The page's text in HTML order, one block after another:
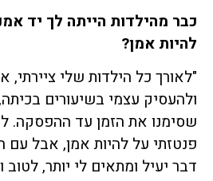
כבר מהילדות הייתה לך יד
להיות אמן?
"לאורך כל הילדות שלי
ולהעסיק עצמי בשיעורים
שסימנו את הזמן עד ההפסקה.
פנטזתי על להיות אמן, אבל עם
דבר יעיל ומתאים לי יותר,